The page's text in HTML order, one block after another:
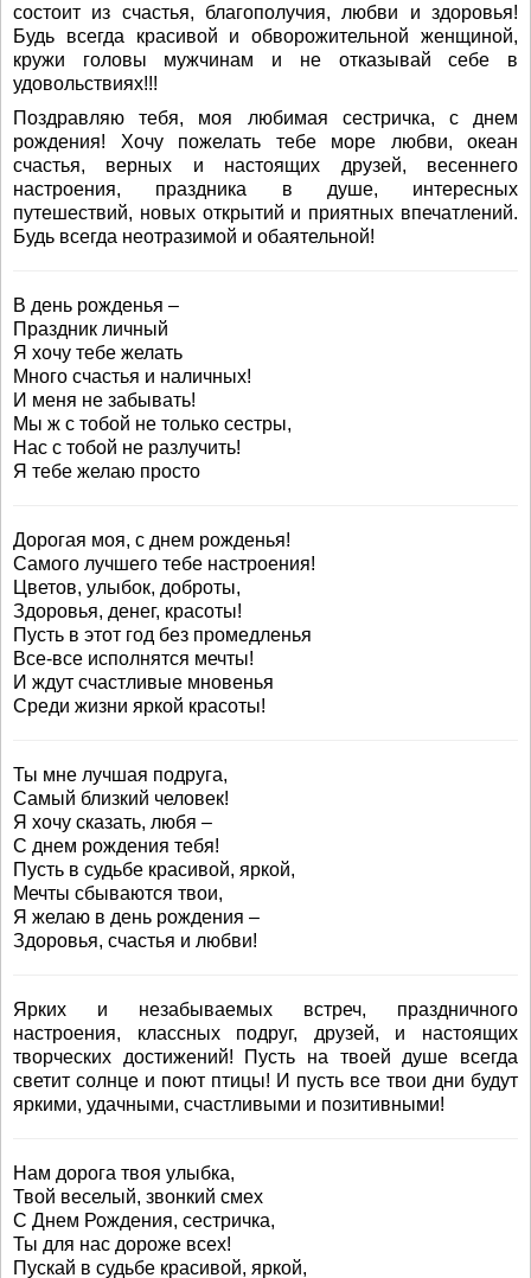
состоит из счастья, благополучия, любви и здоровья!
Будь всегда красивой и обворожительной женщиной,
кружи головы мужчинам и не отказывай себе в
удовольствиях!!!
Поздравляю тебя, моя любимая сестричка, с днем
рождения! Хочу пожелать тебе море любви, океан
счастья, верных и настоящих друзей, весеннего
настроения, праздника в душе, интересных
путешествий, новых открытий и приятных впечатлений.
Будь всегда неотразимой и обаятельной!
В день рожденья –
Праздник личный
Я хочу тебе желать
Много счастья и наличных!
И меня не забывать!
Мы ж с тобой не только сестры,
Нас с тобой не разлучить!
Я тебе желаю просто
Дорогая моя, с днем рожденья!
Самого лучшего тебе настроения!
Цветов, улыбок, доброты,
Здоровья, денег, красоты!
Пусть в этот год без промедленья
Все-все исполнятся мечты!
И ждут счастливые мновенья
Среди жизни яркой красоты!
Ты мне лучшая подруга,
Самый близкий человек!
Я хочу сказать, любя –
С днем рождения тебя!
Пусть в судьбе красивой, яркой,
Мечты сбываются твои,
Я желаю в день рождения –
Здоровья, счастья и любви!
Ярких и незабываемых встреч, праздничного
настроения, классных подруг, друзей, и настоящих
творческих достижений! Пусть на твоей душе всегда
светит солнце и поют птицы! И пусть все твои дни будут
яркими, удачными, счастливыми и позитивными!
Нам дорога твоя улыбка,
Твой веселый, звонкий смех
С Днем Рождения, сестричка,
Ты для нас дороже всех!
Пускай в судьбе красивой, яркой,